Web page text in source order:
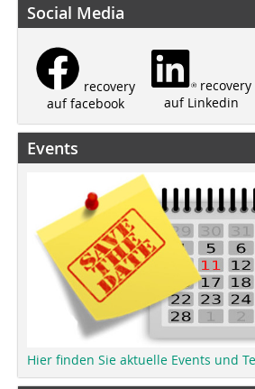
Social Media
recovery
auf facebook
recovery
auf Linkedin
Events
Hier finden Sie aktuelle Events und